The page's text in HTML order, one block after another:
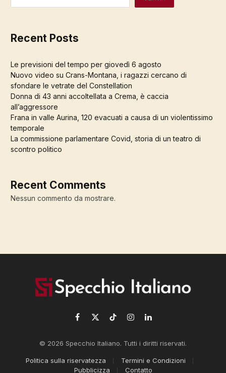
Recent Posts
Le previsioni del tempo per giovedì 6 agosto
Nuovo video su Crans-Montana, i ragazzi cercano di
sfondare le vetrate del Constellation
Donna di 43 anni accoltellata a Crema, è caccia
all’aggressore
Frana in valle Aurina, 120 evacuati a causa di un violentissimo
temporale
La commissione parlamentare Covid, storia di un teatro di
scontro politico
Recent Comments
Nessun commento da mostrare.
Facebook
X
TikTokInstagramLinkedIn
© 2026 Specchio Italiano. Tutti i diritti riservati.
Politica sulla riservatezza
Termini e Condizioni
Pubblicizza
Contatto